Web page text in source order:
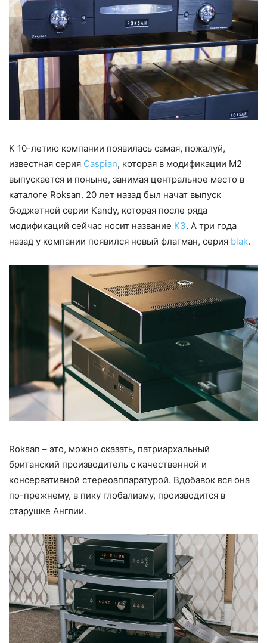
К 10-летию компании появилась самая, пожалуй,
известная серия Caspian, которая в модификации М2
выпускается и поныне, занимая центральное место в
каталоге Roksan. 20 лет назад был начат выпуск
бюджетной серии Kandy, которая после ряда
модификаций сейчас носит название К3. А три года
назад у компании появился новый флагман, серия blak.
Roksan – это, можно сказать, патриархальный
британский производитель с качественной и
консервативной стереоаппаратурой. Вдобавок вся она
по-прежнему, в пику глобализму, производится в
старушке Англии.